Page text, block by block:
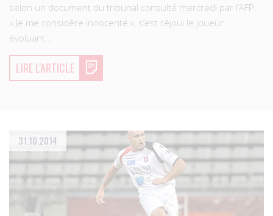
selon un document du tribunal consulté mercredi par l’AFP.
« Je me considère innocenté », s’est réjoui le joueur
évoluant…
LIRE L'ARTICLE
31.10.2014